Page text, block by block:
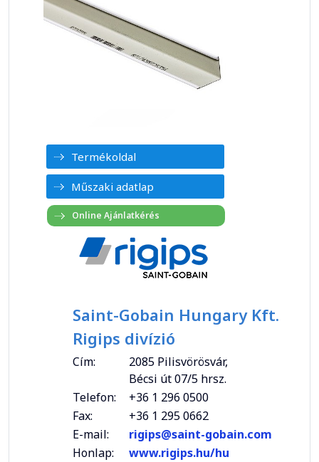
Termékoldal
Műszaki adatlap
Saint-Gobain Hungary Kft.
Rigips divízió
Cím:
2085 Pilisvörösvár,
Bécsi út 07/5 hrsz.
Telefon:
+36 1 296 0500
Fax:
+36 1 295 0662
E-mail:
rigips@saint-gobain.com
Honlap:
www.rigips.hu/hu